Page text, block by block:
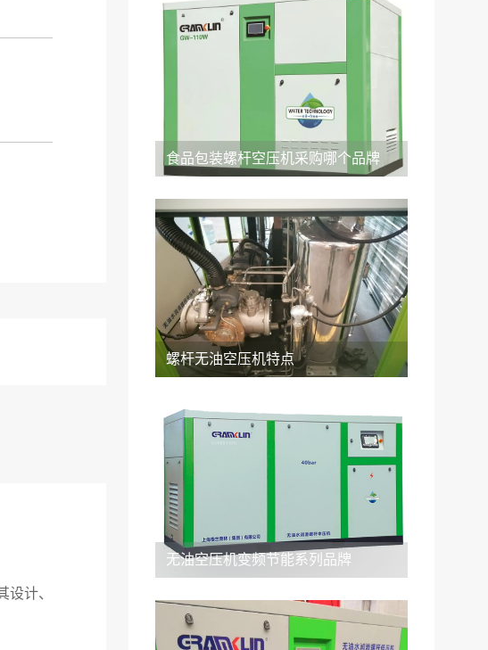
计、
食品包装螺杆空压机采购哪个品牌
螺杆无油空压机特点
无油空压机变频节能系列品牌